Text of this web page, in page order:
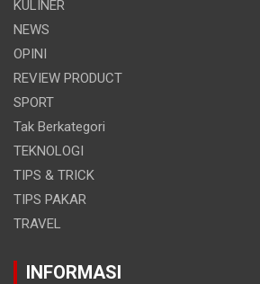
KULINER
NEWS
OPINI
REVIEW PRODUCT
SPORT
Tak Berkategori
TEKNOLOGI
TIPS & TRICK
TIPS PAKAR
TRAVEL
INFORMASI